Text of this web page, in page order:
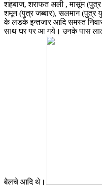
शहबाज, शराफत अली , मासूम (पुत्र
शमून (पुत्र जब्बार), सलमान (पुत्र
के लडके इन्तजार आदि समस्त
साथ घर पर आ गये। उनके पास
बेलचे आदि थे।